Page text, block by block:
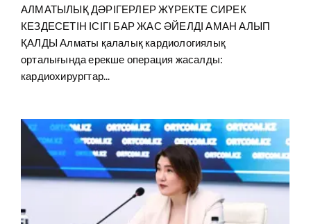
АЛМАТЫЛЫҚ ДӘРІГЕРЛЕР ЖҮРЕКТЕ СИРЕК
КЕЗДЕСЕТІН ІСІГІ БАР ЖАС ӘЙЕЛДІ АМАН АЛЫП
ҚАЛДЫ Алматы қалалық кардиологиялық
орталығында ерекше операция жасалды:
кардиохирургтар...